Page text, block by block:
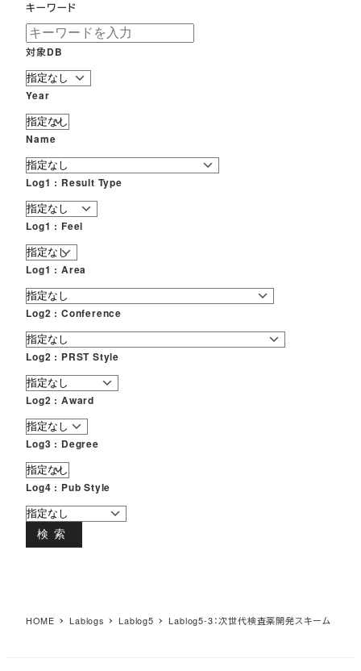
キーワード
対象DB
Year
Name
Log1 : Result Type
Log1 : Feel
Log1 : Area
Log2 : Conference
Log2 : PRST Style
Log2 : Award
Log3 : Degree
Log4 : Pub Style
検索
HOME Lablogs Lablog5 Lablog5-3：次世代検査薬開発スキーム